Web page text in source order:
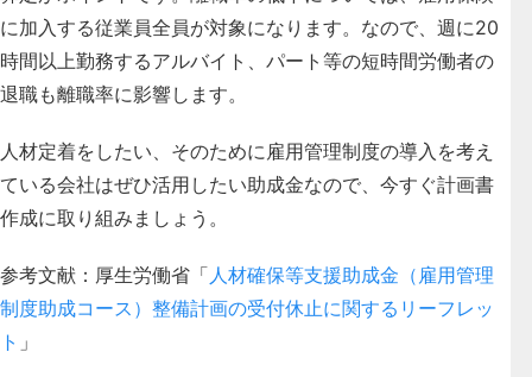
に加入する従業員全員が対象になります。なので、週に20
時間以上勤務するアルバイト、パート等の短時間労働者の
退職も離職率に影響します。
人材定着をしたい、そのために雇用管理制度の導入を考え
ている会社はぜひ活用したい助成金なので、今すぐ計画書
作成に取り組みましょう。
参考文献：厚生労働省「 人材確保等支援助成金（雇用管理
制度助成コース）整備計画の受付休止に関するリーフレッ
ト 」